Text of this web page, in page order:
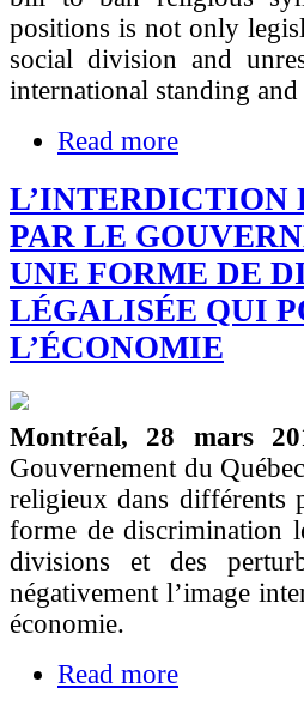
positions is not only
social division and
international standing
Read more
L’INTERDICTION
PAR LE
UNE FORME DE
LÉGALISÉE QUI
L’ÉCONOMIE
Montréal, 28 mars
Gouvernement du
religieux dans différents
forme de discrimination
divisions et des
négativement l’image
économie.
Read more